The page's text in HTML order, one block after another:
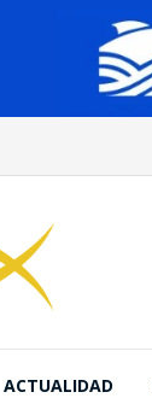
ACTUALIDAD